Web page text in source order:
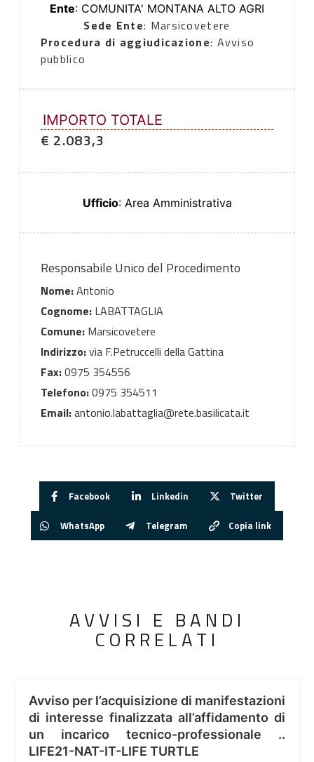
Ente: COMUNITA' MONTANA ALTO AGRI
Sede Ente: Marsicovetere
Procedura di aggiudicazione: Avviso
pubblico
IMPORTO TOTALE
€ 2.083,3
Ufficio: Area Amministrativa
Responsabile Unico del Procedimento
Nome:Antonio
Cognome:LABATTAGLIA
Comune:Marsicovetere
Indirizzo:via F.Petruccelli della Gattina
Fax:0975 354556
Telefono:0975 354511
Email:antonio.labattaglia@rete.basilicata.it
Facebook Linkedin Twitter
WhatsApp Telegram Copia link
AVVISI E BANDI
CORRELATI
Avviso per l’acquisizione di manifestazioni
di interesse finalizzata all’affidamento di
un incarico tecnico-professionale ..
LIFE21-NAT-IT-LIFE TURTLE